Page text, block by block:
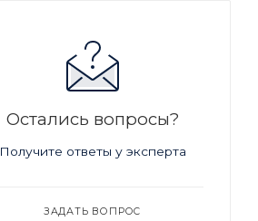
Остались вопросы?
Получите ответы у эксперта
ЗАДАТЬ ВОПРОС